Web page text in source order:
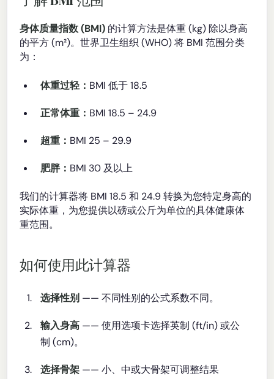
身体质量指数 (BMI) 的计算方法是体重 (kg) 除以身高
的平方 (m²)。世界卫生组织 (WHO) 将 BMI 范围分类
为：
体重过轻： BMI 低于 18.5
正常体重： BMI 18.5 – 24.9
超重： BMI 25 – 29.9
肥胖： BMI 30 及以上
我们的计算器将 BMI 18.5 和 24.9 转换为您特定身高的
实际体重，为您提供以磅或公斤为单位的具体健康体
重范围。
如何使用此计算器
选择性别 —— 不同性别的公式系数不同。
输入身高 —— 使用选项卡选择英制 (ft/in) 或公
制 (cm)。
选择骨架 —— 小、中或大骨架可调整结果